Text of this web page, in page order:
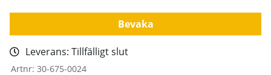
Bevaka
Leverans: Tillfälligt slut
Artnr: 30-675-0024